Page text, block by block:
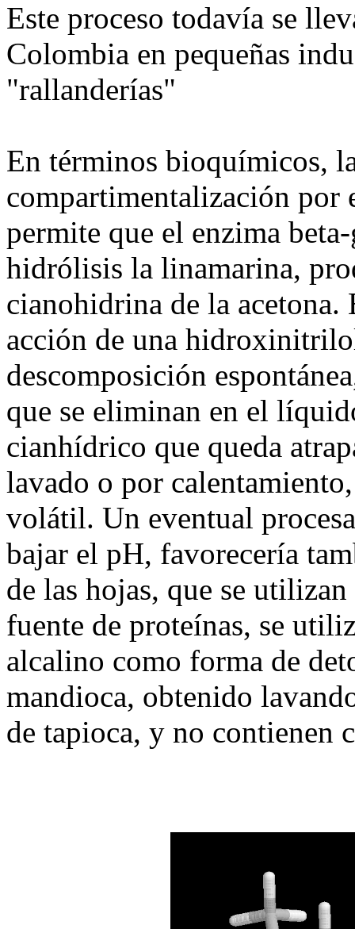
Este proceso todavía se
Colombia en pequeñas
"rallanderías"
En términos bioquímicos,
compartimentalización por
permite que el enzima
hidrólisis la linamarina,
cianohidrina de la
acción de una
descomposición
que se eliminan en el
cianhídrico que queda
lavado o por
volátil. Un eventual
bajar el pH, favorecería
de las hojas, que se
fuente de proteínas, se
alcalino como forma de
mandioca, obtenido
de tapioca, y no contienen